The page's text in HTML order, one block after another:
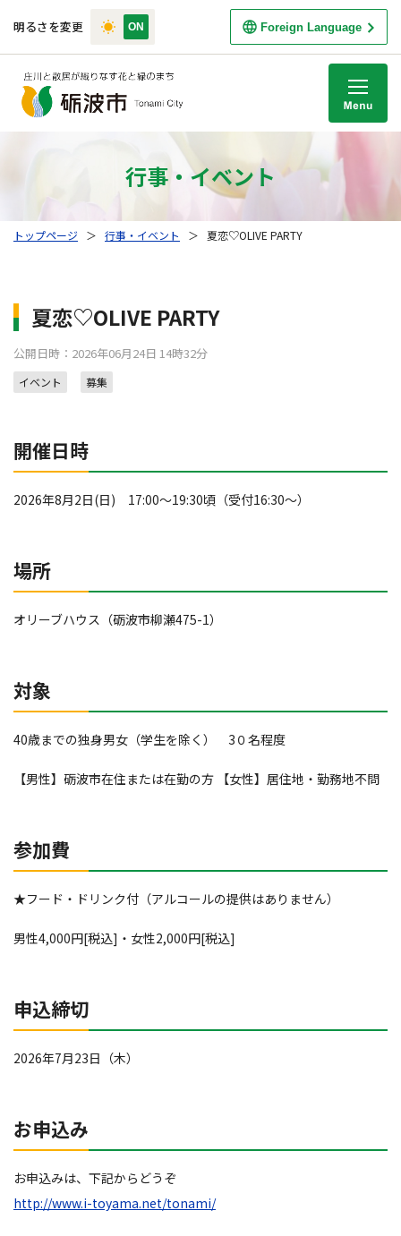
明るさを変更 Foreign Language
行事・イベント
トップページ ＞ 行事・イベント ＞ 夏恋♡OLIVE PARTY
夏恋♡OLIVE PARTY
公開日時：2026年06月24日 14時32分
イベント 募集
開催日時
2026年8月2日(日) 17:00～19:30頃（受付16:30～）
場所
オリーブハウス（砺波市柳瀬475-1）
対象
40歳までの独身男女（学生を除く） 3０名程度
【男性】砺波市在住または在勤の方 【女性】居住地・勤務地不問
参加費
★フード・ドリンク付（アルコールの提供はありません）
男性4,000円[税込]・女性2,000円[税込]
申込締切
2026年7月23日（木）
お申込み
お申込みは、下記からどうぞ
http://www.i-toyama.net/tonami/